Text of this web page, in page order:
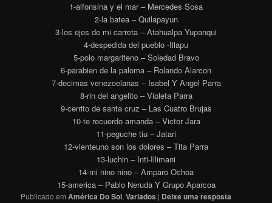
1-alfonsina y el mar – Mercedes Sosa
2-la batea – Quilapayun
3-los ejes de mi carreta – Atahualpa Yupanqui
4-despedida del pueblo -Illapu
5-polo margariteno – Soledad Bravo
6-parabien de la paloma – Rolando Alarcon
7-decimas venezoelanas – Isabel Y Angel Parra
8-rin del angelito – Violeta Parra
9-cerrito de santa cruz – Las Cuatro Brujas
10-te recuerdo amanda – Victor Jara
11-peguche tiu – Jatari
12-vienteuno son los dolores – Tita Parra
13-luchin – Inti-Illimani
14-mi nino nino – Amparo Ochoa
15-america – Pablo Neruda Y Grupo Aparcoa
Publicado em América Do Sol,Variados | Deixe uma resposta